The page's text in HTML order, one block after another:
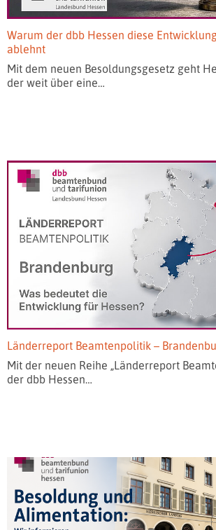
Warum der dbb Hessen diese
ablehnt
Mit dem neuen Besoldungsgesetz geht
der weit über eine…
Länderreport Beamtenpolitik –
Mit der neuen Reihe „Länderreport
der dbb Hessen…